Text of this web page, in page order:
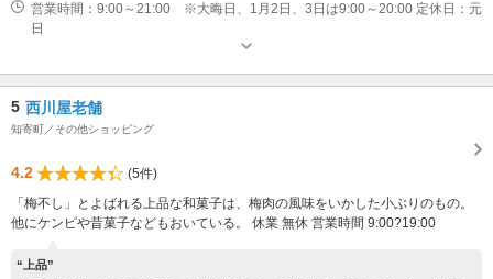
営業時間：9:00～21:00 ※大晦日、1月2日、3日は9:00～20:00 定休日：元
日
5 西川屋老舗
知寄町／その他ショッピング
4.2
(5件)
「梅不し」とよばれる上品な和菓子は、梅肉の風味をいかした小ぶりのもの。
他にケンピや昔菓子などもおいている。 休業 無休 営業時間 9:00?19:00
“上品”